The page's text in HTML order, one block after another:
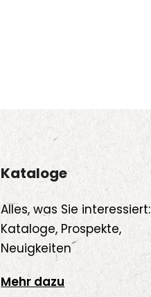
Kataloge
Alles, was Sie interessiert:
Kataloge, Prospekte,
Neuigkeiten
Mehr dazu